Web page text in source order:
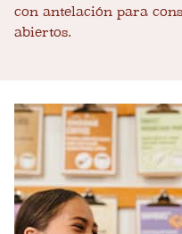
con antelación para
abiertos.